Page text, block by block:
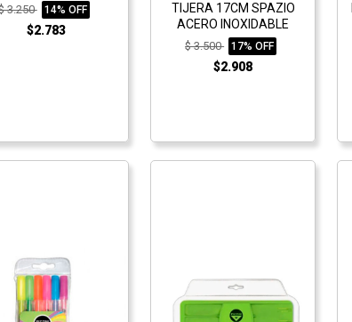
3.250 14% OFF
$2.783
TIJERA 17CM SPAZIO
ACERO INOXIDABLE
$ 3.500 17% OFF
$2.908